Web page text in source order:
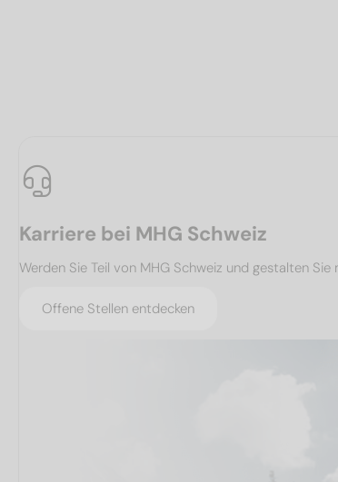
Karriere bei MHG Schweiz
Werden Sie Teil von MHG Schweiz und gestalten
Offene Stellen entdecken